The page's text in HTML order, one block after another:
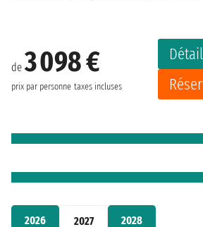
2026 2027 2028
de3 098 €
prix par personne taxes incluses